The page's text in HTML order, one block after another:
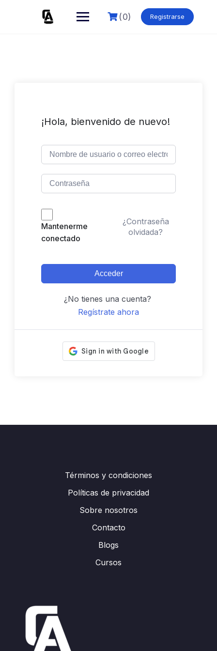
(0) Registrarse
¡Hola, bienvenido de nuevo!
Mantenerme
conectado
¿Contraseña
olvidada?
Acceder
¿No tienes una cuenta?
Regístrate ahora
Términos y condiciones
Políticas de privacidad
Sobre nosotros
Contacto
Blogs
Cursos